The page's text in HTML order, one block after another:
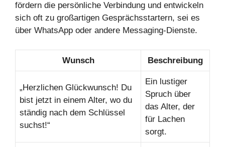
fördern die persönliche Verbindung und entwickeln
sich oft zu großartigen Gesprächsstartern, sei es
über WhatsApp oder andere Messaging-Dienste.
Wunsch Beschreibung
„Herzlichen Glückwunsch! Du
bist jetzt in einem Alter, wo du
ständig nach dem Schlüssel
suchst!“
Ein lustiger
Spruch über
das Alter, der
für Lachen
sorgt.